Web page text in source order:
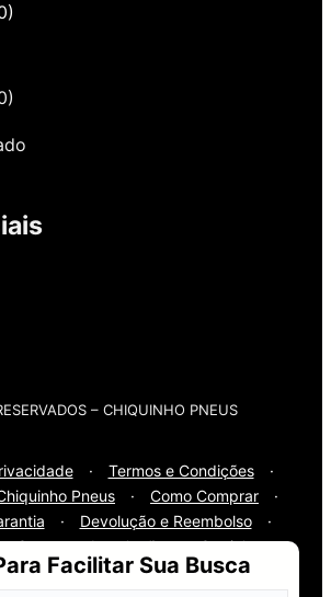
Facilitar Sua Busca
loja novinha, com os melhores
revisão, balanceamento e
possui grande parceria com a
em contato onde desejar:
– CHIQUINHO PNEUS
· Termos e Condições
·
Pneus
· Como Comprar
·
· Devolução e Reembolso
·
Compra e Instalação · Carrinho ·
Finalizar Pedido